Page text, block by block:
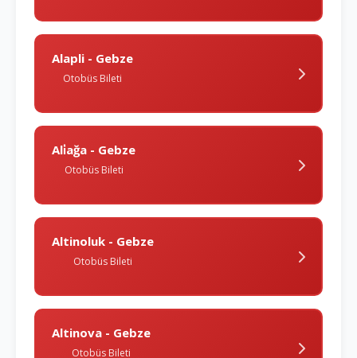
Alapli - Gebze
Otobüs Bileti
Ali̇ağa - Gebze
Otobüs Bileti
Altinoluk - Gebze
Otobüs Bileti
Altinova - Gebze
Otobüs Bileti